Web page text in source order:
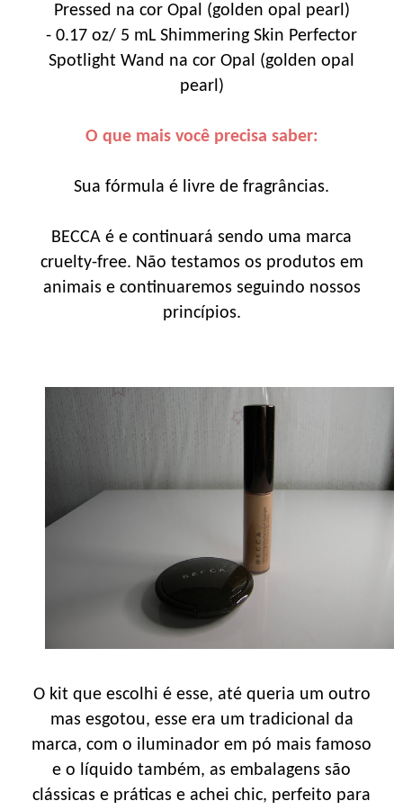
Pressed na cor Opal (golden opal pearl)
- 0.17 oz/ 5 mL Shimmering Skin Perfector
Spotlight Wand na cor Opal (golden opal
pearl)
O que mais você precisa saber:
Sua fórmula é livre de fragrâncias.
BECCA é e continuará sendo uma marca
cruelty-free. Não testamos os produtos em
animais e continuaremos seguindo nossos
princípios.
O kit que escolhi é esse, até queria um outro
mas esgotou, esse era um tradicional da
marca, com o iluminador em pó mais famoso
e o líquido também, as embalagens são
clássicas e práticas e achei chic, perfeito para